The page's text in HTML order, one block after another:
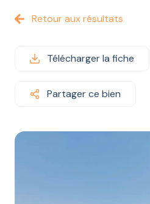
AGENCE
BIENS
VENTE
À LA
Retour aux résultats
Télécharger la fiche
Partager ce bien